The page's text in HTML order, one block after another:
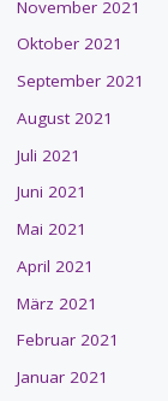
November 2021
Oktober 2021
September 2021
August 2021
Juli 2021
Juni 2021
Mai 2021
April 2021
März 2021
Februar 2021
Januar 2021